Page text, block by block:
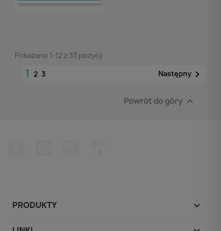
Pokazano 1-12 z 33 pozycji
1 2 3 Następny 
Powrót do góry 
PRODUKTY 